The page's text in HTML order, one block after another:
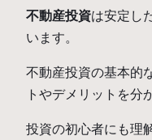
不動産投資は安定し
います。
不動産投資の基本的
トやデメリットを分
投資の初心者にも理